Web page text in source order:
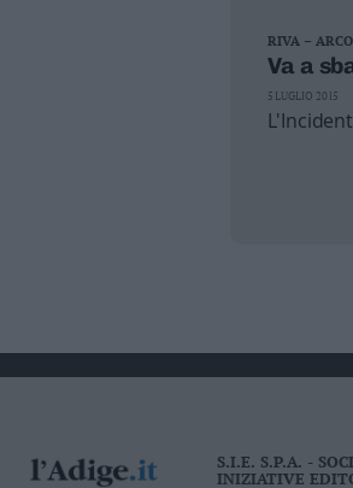
RIVA – ARCO
Va a
5 LUGLIO 2015
S.I.E. S.P.A. -
INIZIATIVE